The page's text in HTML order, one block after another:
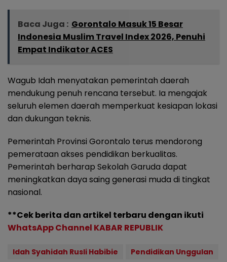
Baca Juga : Gorontalo Masuk 15 Besar
Indonesia Muslim Travel Index 2026, Penuhi
Empat Indikator ACES
Wagub Idah menyatakan pemerintah daerah
mendukung penuh rencana tersebut. Ia mengajak
seluruh elemen daerah memperkuat kesiapan lokasi
dan dukungan teknis.
Pemerintah Provinsi Gorontalo terus mendorong
pemerataan akses pendidikan berkualitas.
Pemerintah berharap Sekolah Garuda dapat
meningkatkan daya saing generasi muda di tingkat
nasional.
**Cek berita dan artikel terbaru dengan ikuti
WhatsApp Channel KABAR REPUBLIK
Idah Syahidah Rusli Habibie
Pendidikan Unggulan